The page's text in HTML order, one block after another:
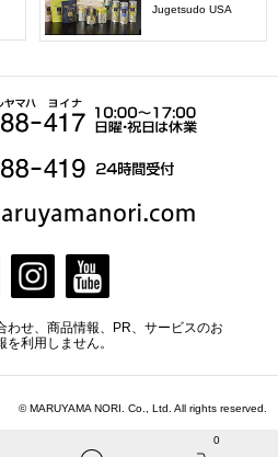
0
Jugetsudo USA
わせ、商品情報、PR、サービスのお
利用しません。
© MARUYAMA NORI. Co., Ltd. All rights reserved.